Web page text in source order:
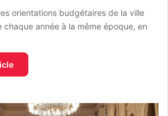
orientations budgétaires de la ville
chaque année à la même époque, en